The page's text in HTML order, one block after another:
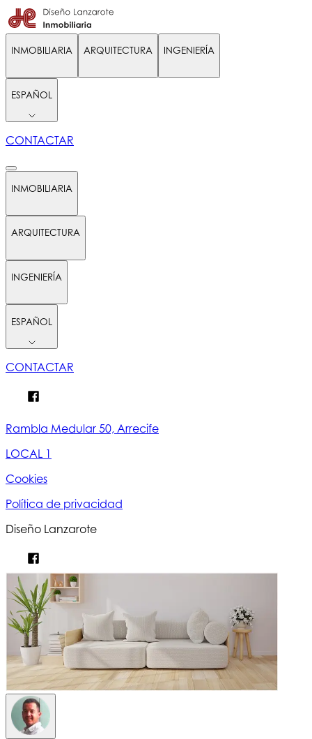
INMOBILIARIA ARQUITECTURA INGENIERÍA
ESPAÑOL
CONTACTAR
INMOBILIARIA
ARQUITECTURA
INGENIERÍA
ESPAÑOL
CONTACTAR
Rambla Medular 50, Arrecife
LOCAL 1
Cookies
Política de privacidad
Diseño Lanzarote